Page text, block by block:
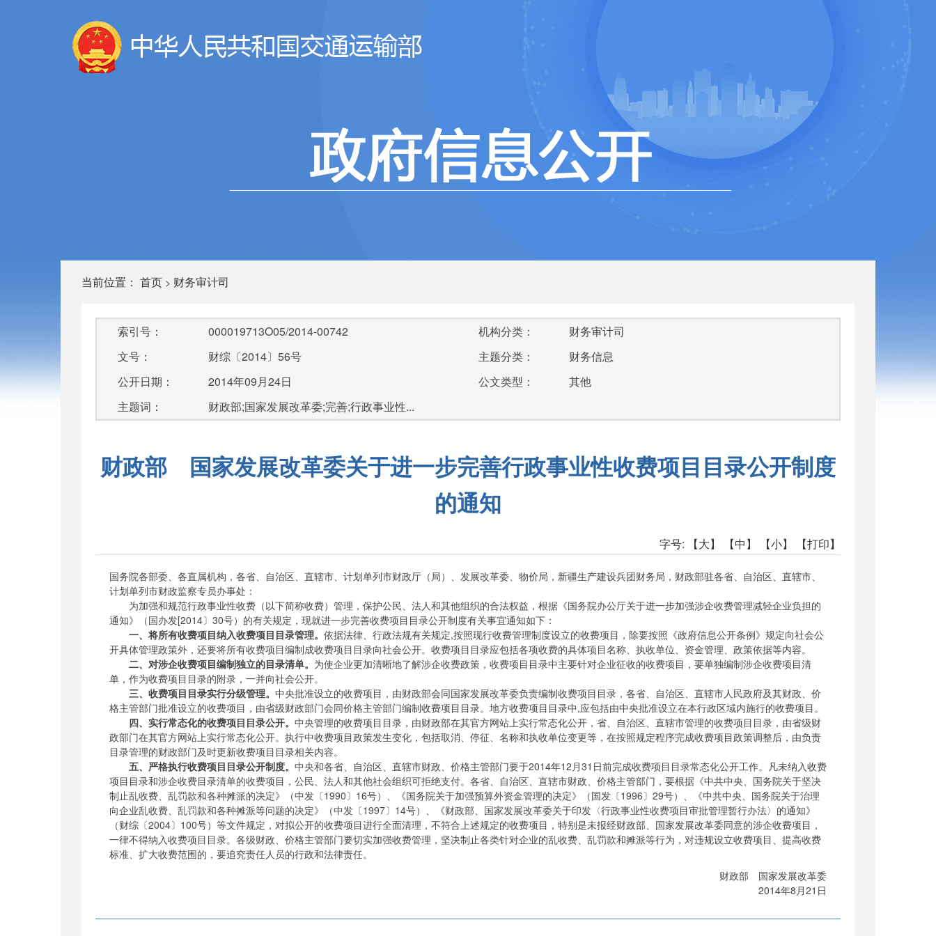
当前位置： 首页 > 财务审计司
索引号：
000019713O05/2014-00742
文号：
财综〔2014〕56号
公开日期：
2014年09月24日
主题词：
财政部;国家发展改革委;完善;行政事业性...
机构分类：
财务审计司
主题分类：
财务信息
公文类型：
其他
财政部 国家发展改革委关于进一步完善行政事业性收费项目目录公开制度
的通知
字号: 【大】 【中】 【小】 【打印】
国务院各部委、各直属机构，各省、自治区、直辖市、计划单列市财政厅（局）、发展改革委、物价局，新疆生产建设兵团财务局，财政部驻各省、自治区、直辖市、
计划单列市财政监察专员办事处：
为加强和规范行政事业性收费（以下简称收费）管理，保护公民、法人和其他组织的合法权益，根据《国务院办公厅关于进一步加强涉企收费管理减轻企业负担的
通知》（国办发[2014〕30号）的有关规定，现就进一步完善收费项目目录公开制度有关事宜通知如下：
一、将所有收费项目纳入收费项目目录管理。 依据法律、行政法规有关规定,按照现行收费管理制度设立的收费项目，除要按照《政府信息公开条例》规定向社会公
开具体管理政策外，还要将所有收费项目编制成收费项目目录向社会公开。收费项目目录应包括各项收费的具体项目名称、执收单位、资金管理、政策依据等内容。
二、对涉企收费项目编制独立的目录清单。 为使企业更加清晰地了解涉企收费政策，收费项目目录中主要针对企业征收的收费项目，要单独编制涉企收费项目清
单，作为收费项目目录的附录，一并向社会公开。
三、收费项目目录实行分级管理。 中央批准设立的收费项目，由财政部会同国家发展改革委负责编制收费项目目录，各省、自治区、直辖市人民政府及其财政、价
格主管部门批准设立的收费项目，由省级财政部门会同价格主管部门编制收费项目目录。地方收费项目目录中,应包括由中央批准设立在本行政区域内施行的收费项目。
四、实行常态化的收费项目目录公开。 中央管理的收费项目目录，由财政部在其官方网站上实行常态化公开，省、自治区、直辖市管理的收费项目目录，由省级财
政部门在其官方网站上实行常态化公开。执行中收费项目政策发生变化，包括取消、停征、名称和执收单位变更等，在按照规定程序完成收费项目政策调整后，由负责
目录管理的财政部门及时更新收费项目目录相关内容。
五、严格执行收费项目目录公开制度。 中央和各省、自治区、直辖市财政、价格主管部门要于2014年12月31日前完成收费项目目录常态化公开工作。凡未纳入收费
项目目录和涉企收费目录清单的收费项目，公民、法人和其他社会组织可拒绝支付。各省、自治区、直辖市财政、价格主管部门，要根据《中共中央、国务院关于坚决
制止乱收费、乱罚款和各种摊派的决定》（中发〔1990〕16号）、《国务院关于加强预算外资金管理的决定》（国发〔1996〕29号）、《中共中央、国务院关于治理
向企业乱收费、乱罚款和各种摊派等问题的决定》（中发〔1997〕14号）、《财政部、国家发展改革委关于印发〈行政事业性收费项目审批管理暂行办法〉的通知》
（财综〔2004〕100号）等文件规定，对拟公开的收费项目进行全面清理，不符合上述规定的收费项目，特别是未报经财政部、国家发展改革委同意的涉企收费项目，
一律不得纳入收费项目目录。各级财政、价格主管部门要切实加强收费管理，坚决制止各类针对企业的乱收费、乱罚款和摊派等行为，对违规设立收费项目、提高收费
标准、扩大收费范围的，要追究责任人员的行政和法律责任。
财政部 国家发展改革委
2014年8月21日